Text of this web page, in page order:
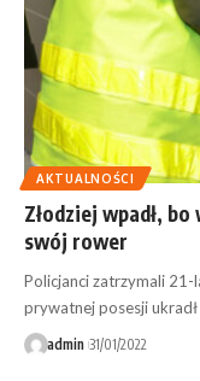
AKTUALNOŚCI
Złodziej wpadł,
swój rower
Policjanci zatrzymali
prywatnej posesji
admin 31/01/2022